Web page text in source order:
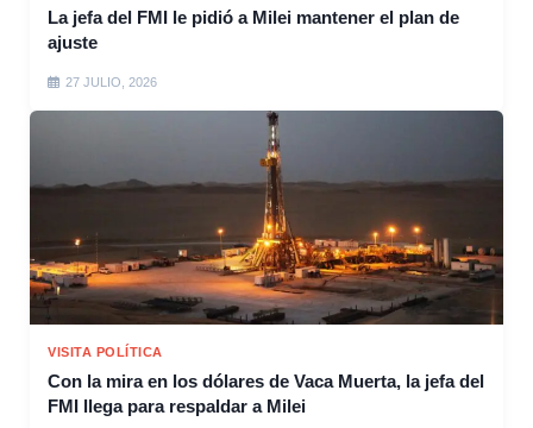
La jefa del FMI le pidió a Milei mantener el plan de
ajuste
27 JULIO, 2026
VISITA POLÍTICA
Con la mira en los dólares de Vaca Muerta, la jefa del
FMI llega para respaldar a Milei